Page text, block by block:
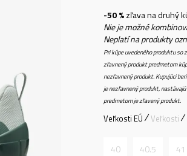
-50 %zľava na druhý
Nie je možné
Neplatí na produkty
Pri kúpe uvedeného produktu
zľavnený produkt predmetom
nezľavnený produkt. Kupujúci
je nezľavnený produkt,
predmetom je zľavený produkt.
Veľkosti EÚ Veľkosti
40 40.5 41